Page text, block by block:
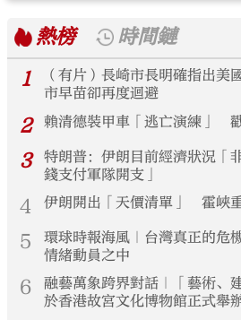
熱榜
時間鏈
1
（有片）長崎市長明確指出
市早苗卻再度迴避
2 賴清德裝甲車「逃亡演練」
3
特朗普：伊朗目前經濟狀況「
錢支付軍隊開支」
4 伊朗開出「天價清單」 霍峽
5
環球時報海風｜台灣真正的危
情緒動員之中
6
融藝萬象跨界對話｜「藝術、
於香港故宮文化博物館正式舉